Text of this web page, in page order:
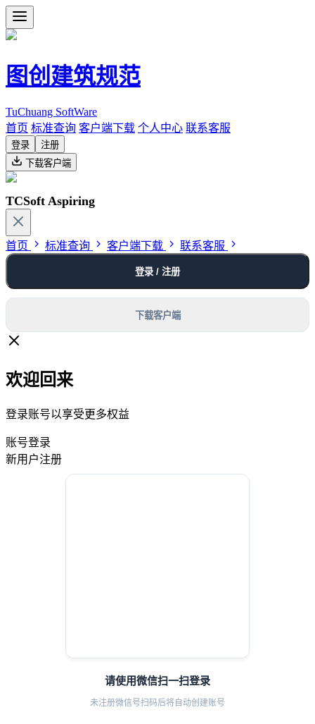
图创建筑规范
TuChuang SoftWare
首页 标准查询 客户端下载 个人中心 联系客服
登录
注册
下载客户端
TCSoft Aspiring
首页 标准查询 客户端下载 联系客服
登录 / 注册
下载客户端
欢迎回来
登录账号以享受更多权益
账号登录
新用户注册
请使用微信扫一扫登录
未注册微信号扫码后将自动创建账号